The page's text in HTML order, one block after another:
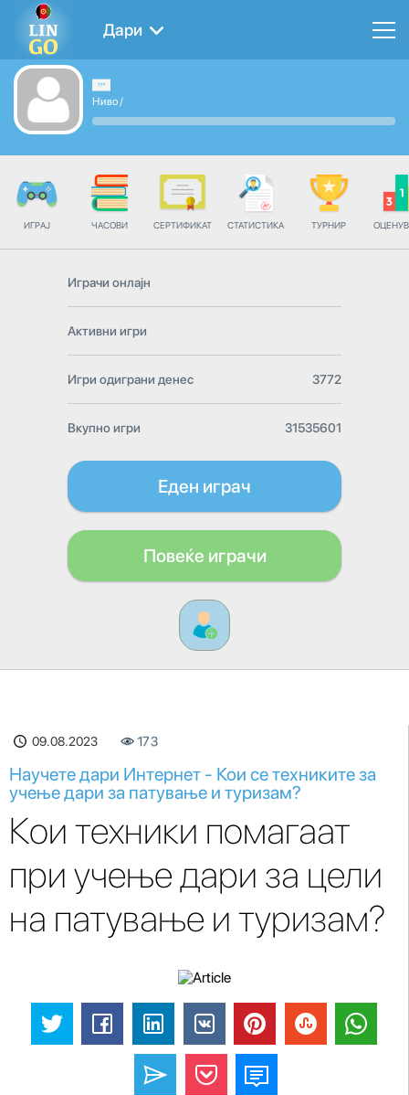
Дари
Ниво/
ИГРАЈ ЧАСОВИ СЕРТИФИКАТ СТАТИСТИКА ТУРНИР
Играчи онлајн
Активни игри
Игри одиграни денес 3772
Вкупно игри 31535601
Еден играч
Повеќе играчи
09.08.2023 173
Научете дари Интернет - Кои се техниките за
учење дари за патување и туризам?
Кои техники помагаат
при учење дари за цели
на патување и туризам?